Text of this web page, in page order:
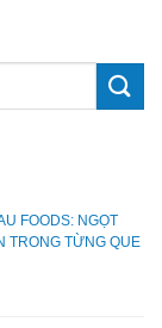
FOODS: NGỌT
TRONG TỪNG QUE